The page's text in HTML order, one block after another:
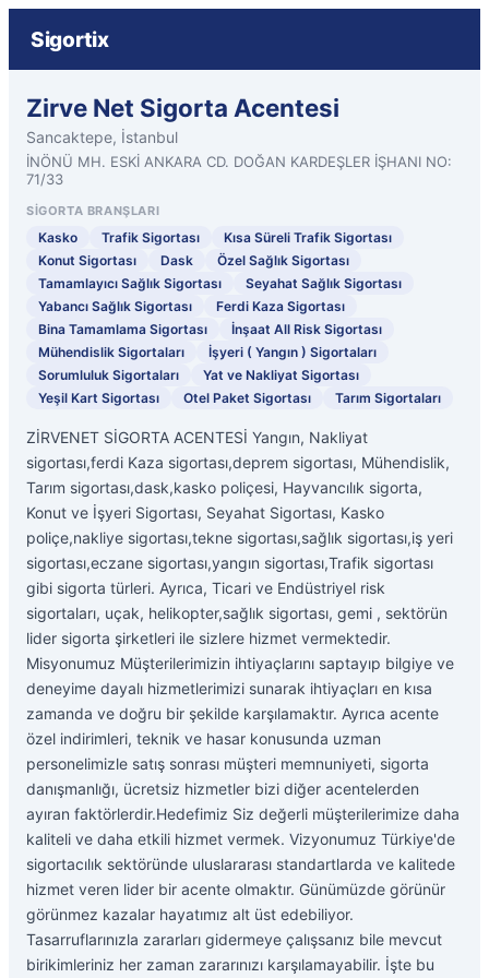
Sigortix
Zirve Net Sigorta Acentesi
Sancaktepe, İstanbul
İNÖNÜ MH. ESKİ ANKARA CD. DOĞAN KARDEŞLER İŞHANI NO:
71/33
SIGORTA BRANŞLARI
Kasko Trafik Sigortası
Kısa Süreli Trafik Sigortası
Konut Sigortası
Dask
Özel Sağlık Sigortası
Tamamlayıcı Sağlık Sigortası
Seyahat Sağlık Sigortası
Yabancı Sağlık Sigortası
Ferdi Kaza Sigortası
Bina Tamamlama Sigortası
İnşaat All Risk Sigortası
Mühendislik Sigortaları
İşyeri ( Yangın ) Sigortaları
Sorumluluk Sigortaları
Yat ve Nakliyat Sigortası
Yeşil Kart Sigortası
Otel Paket Sigortası Tarım Sigortaları
ZİRVENET SİGORTA ACENTESİ Yangın, Nakliyat
sigortası,ferdi Kaza sigortası,deprem sigortası, Mühendislik,
Tarım sigortası,dask,kasko poliçesi, Hayvancılık sigorta,
Konut ve İşyeri Sigortası, Seyahat Sigortası, Kasko
poliçe,nakliye sigortası,tekne sigortası,sağlık sigortası,iş yeri
sigortası,eczane sigortası,yangın sigortası,Trafik sigortası
gibi sigorta türleri. Ayrıca, Ticari ve Endüstriyel risk
sigortaları, uçak, helikopter,sağlık sigortası, gemi , sektörün
lider sigorta şirketleri ile sizlere hizmet vermektedir.
Misyonumuz Müşterilerimizin ihtiyaçlarını saptayıp bilgiye ve
deneyime dayalı hizmetlerimizi sunarak ihtiyaçları en kısa
zamanda ve doğru bir şekilde karşılamaktır. Ayrıca acente
özel indirimleri, teknik ve hasar konusunda uzman
personelimizle satış sonrası müşteri memnuniyeti, sigorta
danışmanlığı, ücretsiz hizmetler bizi diğer acentelerden
ayıran faktörlerdir.Hedefimiz Siz değerli müşterilerimize daha
kaliteli ve daha etkili hizmet vermek. Vizyonumuz Türkiye'de
sigortacılık sektöründe uluslararası standartlarda ve kalitede
hizmet veren lider bir acente olmaktır. Günümüzde görünür
görünmez kazalar hayatımız alt üst edebiliyor.
Tasarruflarınızla zararları gidermeye çalışsanız bile mevcut
birikimleriniz her zaman zararınızı karşılamayabilir. İşte bu